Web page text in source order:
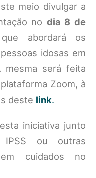
meio divulgar a
no dia 8 de
abordará os
idosas em
mesma será feita
Zoom, à
deste link.
iniciativa junto
ou outras
cuidados no